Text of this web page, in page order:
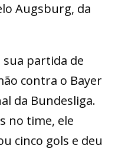
Augsburg, da
sua partida de
contra o Bayer
da Bundesliga.
no time, ele
cinco gols e deu